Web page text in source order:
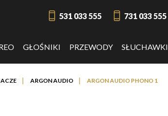
531 033 555 731 033 555
GŁOŚNIKI PRZEWODY SŁUCHAWKI
❘ ARGON AUDIO ❘ ARGON AUDIO PHONO 1